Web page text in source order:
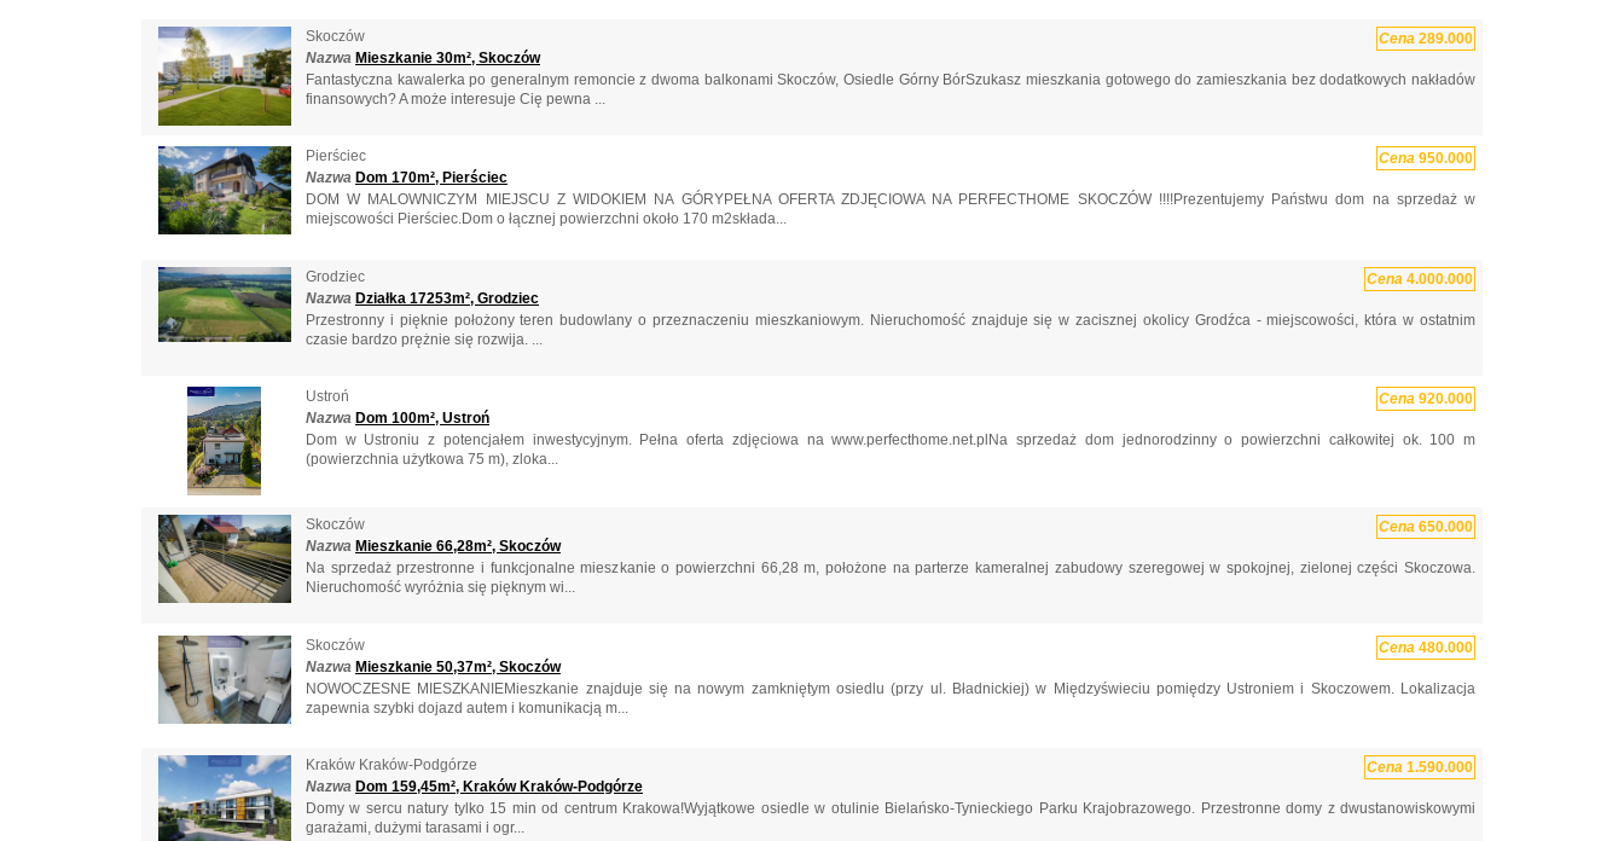
Skoczów Cena 289.000
Nazwa Mieszkanie 30m², Skoczów
Fantastyczna kawalerka po generalnym remoncie z dwoma balkonami Skoczów, Osiedle Górny BórSzukasz mieszkania gotowego do zamieszkania bez dodatkowych nakładów
finansowych? A może interesuje Cię pewna ...
Pierściec Cena 950.000
Nazwa Dom 170m², Pierściec
DOM W MALOWNICZYM MIEJSCU Z WIDOKIEM NA GÓRYPEŁNA OFERTA ZDJĘCIOWA NA PERFECTHOME SKOCZÓW !!!!Prezentujemy Państwu dom na sprzedaż w
miejscowości Pierściec.Dom o łącznej powierzchni około 170 m2składa...
Grodziec Cena 4.000.000
Nazwa Działka 17253m², Grodziec
Przestronny i pięknie położony teren budowlany o przeznaczeniu mieszkaniowym. Nieruchomość znajduje się w zacisznej okolicy Grodźca - miejscowości, która w ostatnim
czasie bardzo prężnie się rozwija. ...
Ustroń Cena 920.000
Nazwa Dom 100m², Ustroń
Dom w Ustroniu z potencjałem inwestycyjnym. Pełna oferta zdjęciowa na www.perfecthome.net.plNa sprzedaż dom jednorodzinny o powierzchni całkowitej ok. 100 m
(powierzchnia użytkowa 75 m), zloka...
Skoczów Cena 650.000
Nazwa Mieszkanie 66,28m², Skoczów
Na sprzedaż przestronne i funkcjonalne mieszkanie o powierzchni 66,28 m, położone na parterze kameralnej zabudowy szeregowej w spokojnej, zielonej części Skoczowa.
Nieruchomość wyróżnia się pięknym wi...
Skoczów Cena 480.000
Nazwa Mieszkanie 50,37m², Skoczów
NOWOCZESNE MIESZKANIEMieszkanie znajduje się na nowym zamkniętym osiedlu (przy ul. Bładnickiej) w Międzyświeciu pomiędzy Ustroniem i Skoczowem. Lokalizacja
zapewnia szybki dojazd autem i komunikacją m...
Kraków Kraków-Podgórze Cena 1.590.000
Nazwa Dom 159,45m², Kraków Kraków-Podgórze
Domy w sercu natury tylko 15 min od centrum Krakowa!Wyjątkowe osiedle w otulinie Bielańsko-Tynieckiego Parku Krajobrazowego. Przestronne domy z dwustanowiskowymi
garażami, dużymi tarasami i ogr...